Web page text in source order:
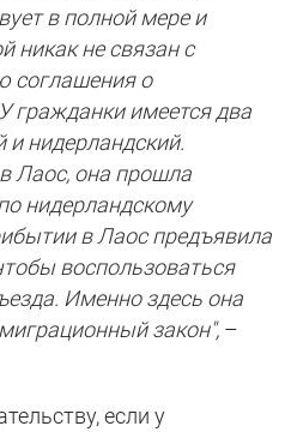
в полной мере и
никак не связан с
соглашения о
гражданки имеется два
и нидерландский.
Лаос, она прошла
нидерландскому
в Лаос предъявила
воспользоваться
Именно здесь она
закон", –
если у